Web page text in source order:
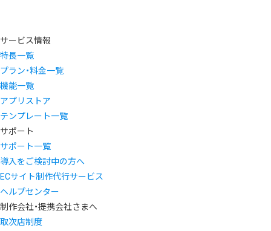
サービス情報
特長一覧
プラン・料金一覧
機能一覧
アプリストア
テンプレート一覧
サポート
サポート一覧
導入をご検討中の方へ
ECサイト制作代行サービス
ヘルプセンター
制作会社・提携会社さまへ
取次店制度